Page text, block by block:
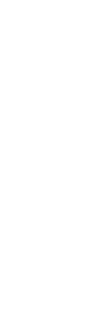
crisissituatie
grote delen
heeft, en om
samenleving
De betekenis
duidelijker
resultaten van
zeerste
aangezien zij
spreken
heeft. Maar
deze
staan bij de
en verwoord
zien of de
We kunnen
denkraam de